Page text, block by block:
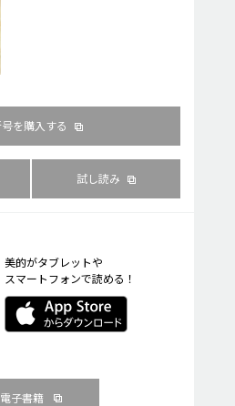
を購入する
試し読み
美的がタブレットや
スマートフォンで読める！
電子書籍